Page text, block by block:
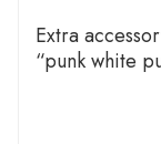
Extra
“punk white